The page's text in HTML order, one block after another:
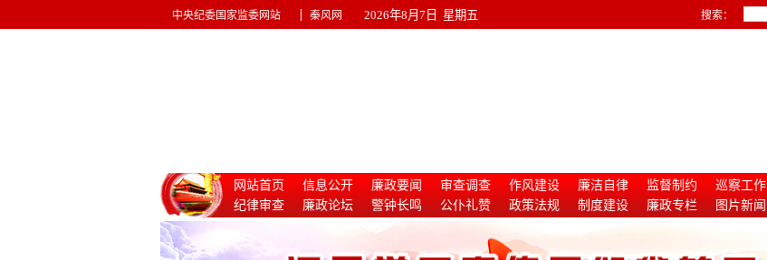
中央纪委国家监委网站 秦风网 2026年8月7日 星期五 搜索：
网站首页 信息公开 廉政要闻 审查调查 作风建设 廉洁自律 监督制约 巡察工作
纪律审查
廉政论坛 警钟长鸣 公仆礼赞 政策法规 制度建设 廉政专栏 图片新闻